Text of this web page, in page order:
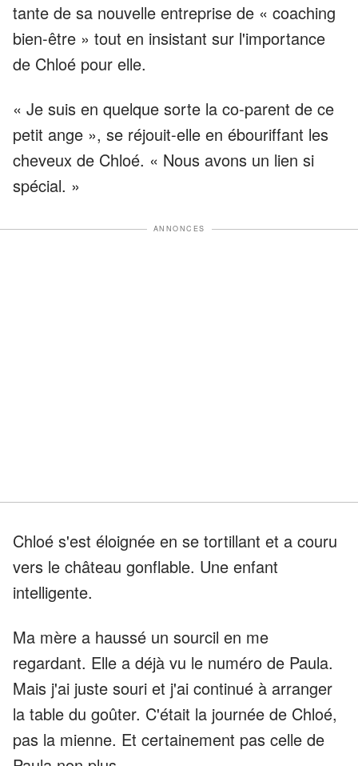
tante de sa nouvelle entreprise de « coaching
bien-être » tout en insistant sur l'importance
de Chloé pour elle.
« Je suis en quelque sorte la co-parent de ce
petit ange », se réjouit-elle en ébouriffant les
cheveux de Chloé. « Nous avons un lien si
spécial. »
ANNONCES
Chloé s'est éloignée en se tortillant et a couru
vers le château gonflable. Une enfant
intelligente.
Ma mère a haussé un sourcil en me
regardant. Elle a déjà vu le numéro de Paula.
Mais j'ai juste souri et j'ai continué à arranger
la table du goûter. C'était la journée de Chloé,
pas la mienne. Et certainement pas celle de